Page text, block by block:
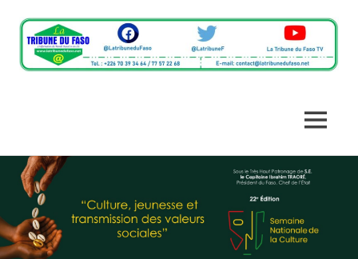
content
du
Faso
un
clic
MENU